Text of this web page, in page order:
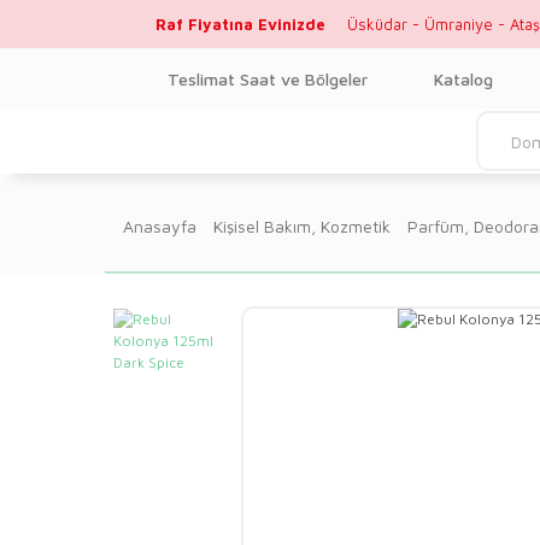
Raf Fiyatına Evinizde Üsküdar - Ümraniye -
Teslimat Saat ve Bölgeler Katalog
Anasayfa Kişisel Bakım, Kozmetik Parfüm,